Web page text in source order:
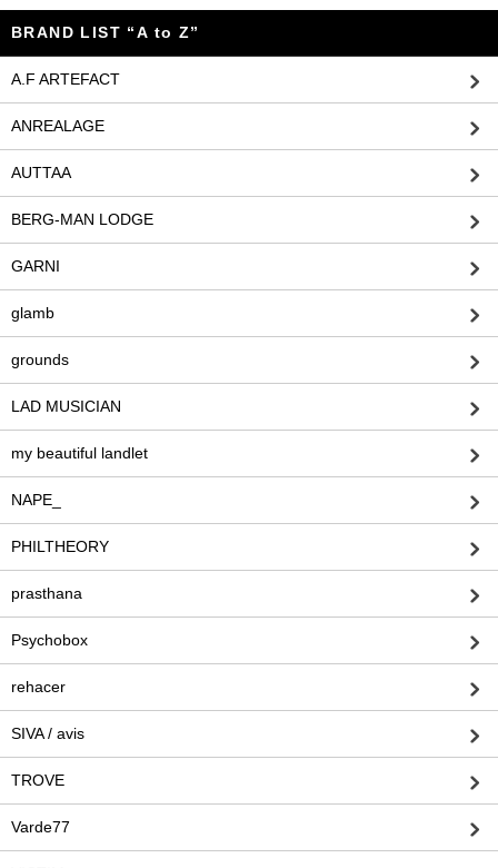
BRAND LIST “A to Z”
A.F ARTEFACT
ANREALAGE
AUTTAA
BERG-MAN LODGE
GARNI
glamb
grounds
LAD MUSICIAN
my beautiful landlet
NAPE_
PHILTHEORY
prasthana
Psychobox
rehacer
SIVA / avis
TROVE
Varde77